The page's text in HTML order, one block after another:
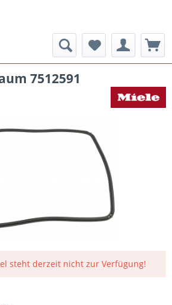
7512591
steht derzeit nicht zur Verfügung!